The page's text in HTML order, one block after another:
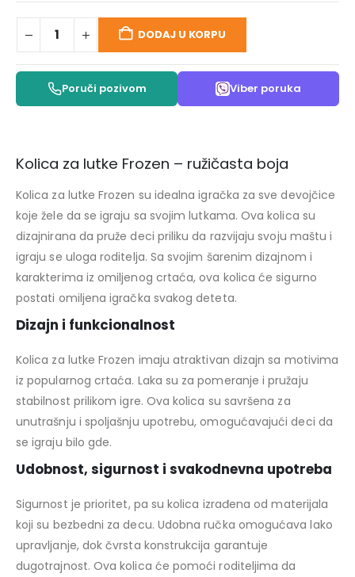
DODAJ U KORPU
Poruči pozivom Viber poruka
Kolica za lutke Frozen – ružičasta boja
Kolica za lutke Frozen su idealna igračka za sve devojčice
koje žele da se igraju sa svojim lutkama. Ova kolica su
dizajnirana da pruže deci priliku da razvijaju svoju maštu i
igraju se uloga roditelja. Sa svojim šarenim dizajnom i
karakterima iz omiljenog crtaća, ova kolica će sigurno
postati omiljena igračka svakog deteta.
Dizajn i funkcionalnost
Kolica za lutke Frozen imaju atraktivan dizajn sa motivima
iz popularnog crtaća. Laka su za pomeranje i pružaju
stabilnost prilikom igre. Ova kolica su savršena za
unutrašnju i spoljašnju upotrebu, omogućavajući deci da
se igraju bilo gde.
Udobnost, sigurnost i svakodnevna upotreba
Sigurnost je prioritet, pa su kolica izrađena od materijala
koji su bezbedni za decu. Udobna ručka omogućava lako
upravljanje, dok čvrsta konstrukcija garantuje
dugotrajnost. Ova kolica će pomoći roditeljima da